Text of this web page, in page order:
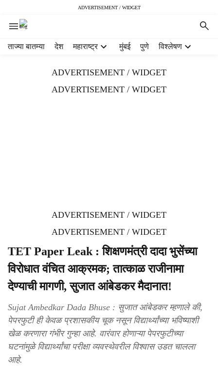
ADVERTISEMENT / WIDGET
ताज्या बातम्या देश महाराष्ट्र मुंबई पुणे विश्लेषण
ADVERTISEMENT / WIDGET
ADVERTISEMENT / WIDGET
ADVERTISEMENT / WIDGET
ADVERTISEMENT / WIDGET
TET Paper Leak : शिक्षणमंत्री दादा भुसेंच्या
विरोधात वंचित आक्रमक; तात्काळ राजीनामा
देण्याची मागणी, सुजात आंबेडकर मैदानात!
Sujat Ambedkar Dada Bhuse : सुजात आंबेडकर म्हणाले की,
पेपरफुटी ही केवळ प्रशासकीय चूक नसून विद्यार्थ्यांच्या भविष्याशी
खेळ करणारा गंभीर गुन्हा आहे. वारंवार होणाऱ्या पेपरफुटीच्या
घटनांमुळे विद्यार्थ्यांचा परीक्षा व्यवस्थेवरील विश्वास उडत चालला
आहे.